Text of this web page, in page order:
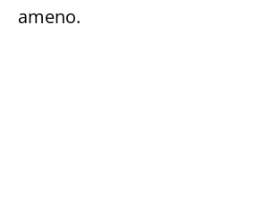
ameno.